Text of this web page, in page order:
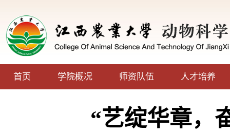
首页 学院概况 师资队伍 人才培养
“艺绽华章，